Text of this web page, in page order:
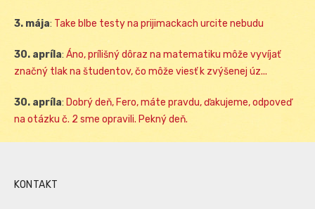
3. mája: Take blbe testy na prijimackach urcite nebudu
30. apríla: Áno, prílišný dôraz na matematiku môže vyvíjať
značný tlak na študentov, čo môže viesť k zvýšenej úz...
30. apríla: Dobrý deň, Fero, máte pravdu, ďakujeme, odpoveď
na otázku č. 2 sme opravili. Pekný deň.
KONTAKT